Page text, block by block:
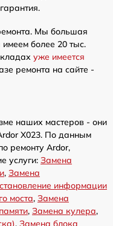
Мы большая
более 20 тыс.
уже имеется
ремонта на сайте -
наших мастеров - они
X023. По данным
ремонту Ardor,
услуги: Замена
, Замена
информации
моста, Замена
, Замена кулера,
, Замена блока